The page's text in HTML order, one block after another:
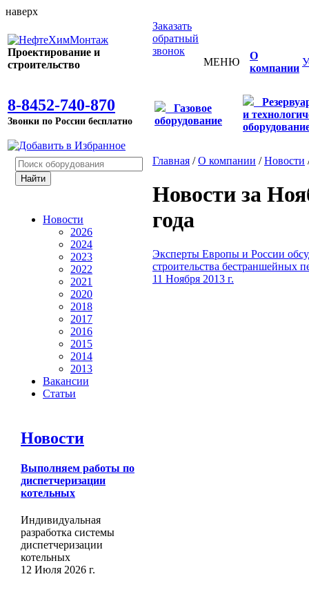
наверх
Проектирование и
строительство
8-8452-740-870
Звонки по России бесплатно
Заказать
обратный
звонок
МЕНЮ
О
компании
Газовое
оборудование
и
Новости
2026
2024
2023
2022
2021
2020
2018
2017
2016
2015
2014
2013
Вакансии
Статьи
Новости
Выполняем работы по
диспетчеризации
котельных
Индивидуальная
разработка системы
диспетчеризации
котельных
12 Июля 2026 г.
Главная /О компании /Новости
Новости за
года
Эксперты Европы и России
строительства бестраншейных
11 Ноября 2013 г.